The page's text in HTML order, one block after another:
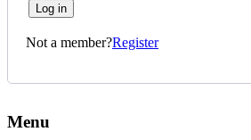
Log in
Not a member?Register
Menu